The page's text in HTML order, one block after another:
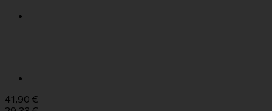
41,90€